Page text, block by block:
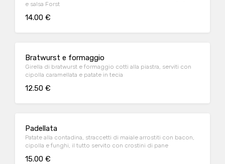
e salsa Forst
14.00 €
Bratwurst e formaggio
Girella di bratwurst e formaggio cotti alla piastra, serviti con
cipolla caramellata e patate in tecia
12.50 €
Padellata
Patate alla contadina, straccetti di maiale arrostiti con bacon,
cipolla e funghi, il tutto servito con crostini di pane
15.00 €